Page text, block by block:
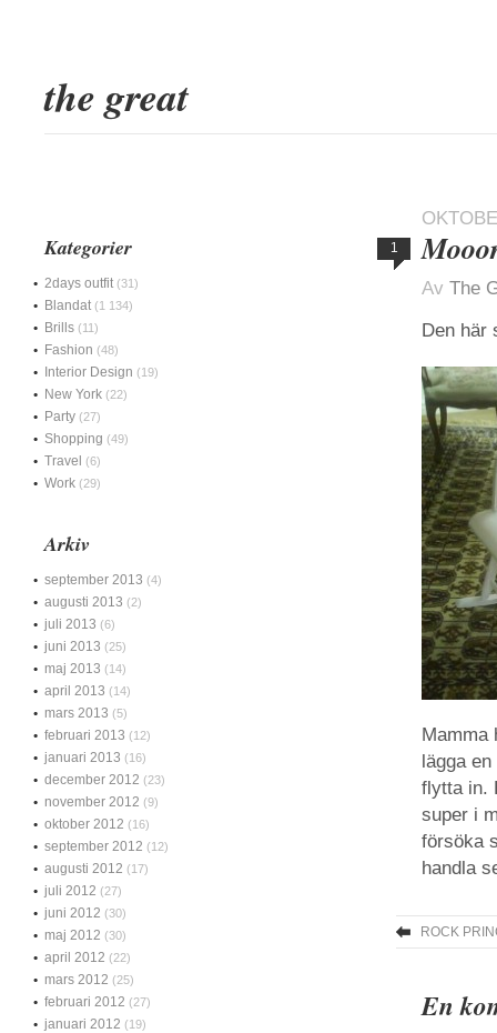
the great
1
Av The
Den här
Mamma
lägga
flytta in.
super i
försöka
handla
ROCK
En
Kategorier
2days outfit (31)
Blandat (1 134)
Brills (11)
Fashion (48)
Interior Design (19)
New York (22)
Party (27)
Shopping (49)
Travel (6)
Work (29)
Arkiv
september 2013 (4)
augusti 2013 (2)
juli 2013 (6)
juni 2013 (25)
maj 2013 (14)
april 2013 (14)
mars 2013 (5)
februari 2013 (12)
januari 2013 (16)
december 2012 (23)
november 2012 (9)
oktober 2012 (16)
september 2012 (12)
augusti 2012 (17)
juli 2012 (27)
juni 2012 (30)
maj 2012 (30)
april 2012 (22)
mars 2012 (25)
februari 2012 (27)
januari 2012 (19)